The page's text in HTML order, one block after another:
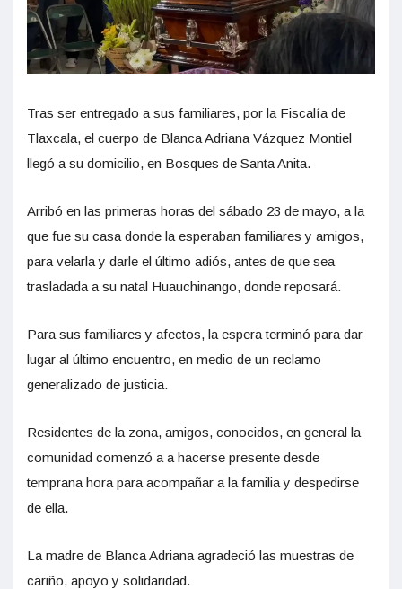
Tras ser entregado a sus familiares, por la Fiscalía de
Tlaxcala, el cuerpo de Blanca Adriana Vázquez Montiel
llegó a su domicilio, en Bosques de Santa Anita.
Arribó en las primeras horas del sábado 23 de mayo, a la
que fue su casa donde la esperaban familiares y amigos,
para velarla y darle el último adiós, antes de que sea
trasladada a su natal Huauchinango, donde reposará.
Para sus familiares y afectos, la espera terminó para dar
lugar al último encuentro, en medio de un reclamo
generalizado de justicia.
Residentes de la zona, amigos, conocidos, en general la
comunidad comenzó a a hacerse presente desde
temprana hora para acompañar a la familia y despedirse
de ella.
La madre de Blanca Adriana agradeció las muestras de
cariño, apoyo y solidaridad.